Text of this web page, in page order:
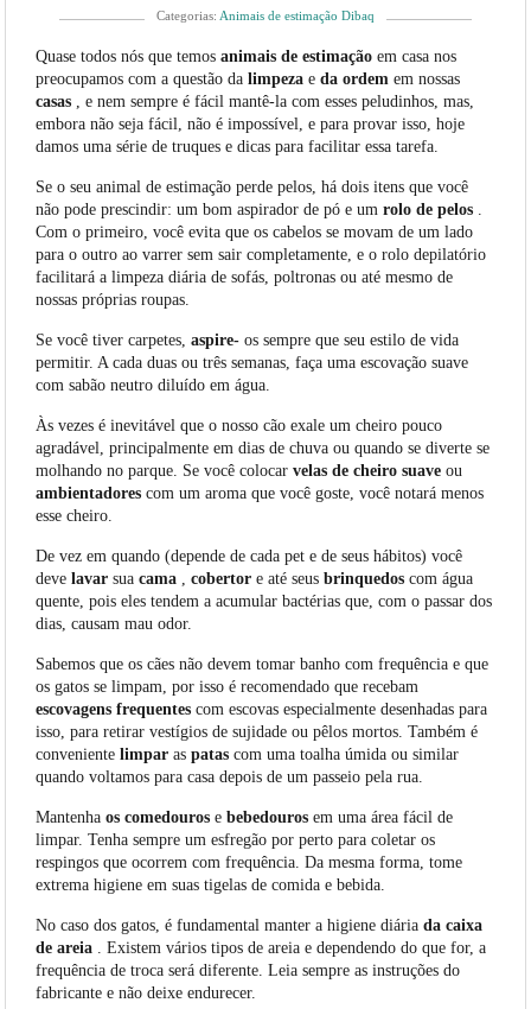
Categorias: Animais de estimação Dibaq
Quase todos nós que temosanimais de estimação em casa nos
preocupamos com a questão dalimpeza eda ordem em nossas
casas , e nem sempre é fácil mantê-la com esses peludinhos, mas,
embora não seja fácil, não é impossível, e para provar isso, hoje
damos uma série de truques e dicas para facilitar essa tarefa.
Se o seu animal de estimação perde pelos, há dois itens que você
não pode prescindir: um bom aspirador de pó e umrolo de pelos .
Com o primeiro, você evita que os cabelos se movam de um lado
para o outro ao varrer sem sair completamente, e o rolo depilatório
facilitará a limpeza diária de sofás, poltronas ou até mesmo de
nossas próprias roupas.
Se você tiver carpetes,aspire- os sempre que seu estilo de vida
permitir. A cada duas ou três semanas, faça uma escovação suave
com sabão neutro diluído em água.
Às vezes é inevitável que o nosso cão exale um cheiro pouco
agradável, principalmente em dias de chuva ou quando se diverte se
molhando no parque. Se você colocarvelas de cheiro suave ou
ambientadores com um aroma que você goste, você notará menos
esse cheiro.
De vez em quando (depende de cada pet e de seus hábitos) você
develavar suacama ,cobertor e até seusbrinquedos com água
quente, pois eles tendem a acumular bactérias que, com o passar dos
dias, causam mau odor.
Sabemos que os cães não devem tomar banho com frequência e que
os gatos se limpam, por isso é recomendado que recebam
escovagens frequentes com escovas especialmente desenhadas para
isso, para retirar vestígios de sujidade ou pêlos mortos. Também é
convenientelimpar aspatas com uma toalha úmida ou similar
quando voltamos para casa depois de um passeio pela rua.
Mantenhaos comedouros ebebedouros em uma área fácil de
limpar. Tenha sempre um esfregão por perto para coletar os
respingos que ocorrem com frequência. Da mesma forma, tome
extrema higiene em suas tigelas de comida e bebida.
No caso dos gatos, é fundamental manter a higiene diáriada caixa
de areia . Existem vários tipos de areia e dependendo do que for, a
frequência de troca será diferente. Leia sempre as instruções do
fabricante e não deixe endurecer.